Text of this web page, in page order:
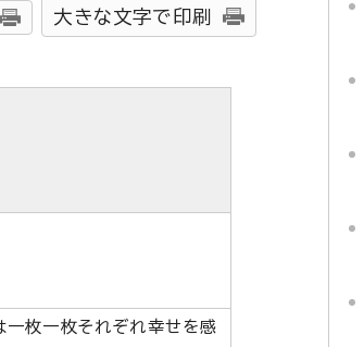
大きな文字で印刷
一枚一枚それぞれ幸せを感